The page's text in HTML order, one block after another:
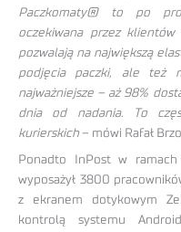
Paczkomaty® to po
oczekiwana przez
pozwalają na największą
podjęcia paczki, ale też
najważniejsze – aż 98%
dnia od nadania. To
kurierskich – mówi Rafał
Ponadto InPost w ramach
wyposażył 3800
z ekranem dotykowym
kontrolą systemu